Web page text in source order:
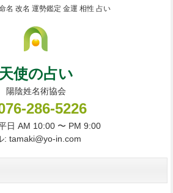
名 改名 運勢鑑定 金運 相性 占い
天使の占い
陽陰姓名術協会
286-5226
日 AM 10:00 〜 PM 9:00
: tamaki@yo-in.com